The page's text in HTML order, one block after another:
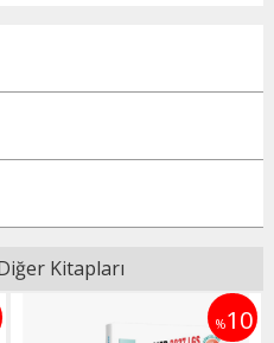
Kitapları
%10